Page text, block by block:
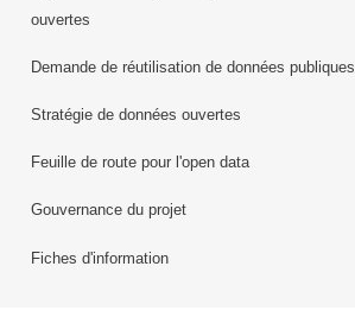
ouvertes
Demande de réutilisation de données publiques
Stratégie de données ouvertes
Feuille de route pour l'open data
Gouvernance du projet
Fiches d'information